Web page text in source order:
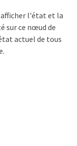
afficher l'état et la
sur ce nœud de
actuel de tous